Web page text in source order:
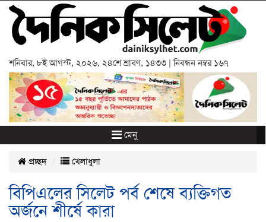
শনিবার, ৮ই আগস্ট, ২০২৬, ২৪শে শ্রাবণ, ১৪৩৩ | নিবন্ধন নম্বর ১৬৭
মেনু
প্রচ্ছদ খেলাধুলা
বিপিএলের সিলেট পর্ব শেষে ব্যক্তিগত
অর্জনে শীর্ষে কারা